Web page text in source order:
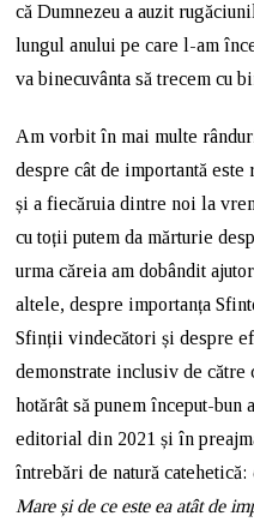
că Dumnezeu a auzit
lungul anului pe care l-am
va binecuvânta să trecem cu
Am vorbit în mai multe
despre cât de importantă
și a fiecăruia dintre noi la
cu toții putem da mărturie
urma căreia am dobândit
altele, despre importanța
Sfinții vindecători și despre
demonstrate inclusiv de către
hotărât să punem început-bun
editorial din 2021 și în
întrebări de natură catehetică:
Mare și de ce este ea atât de